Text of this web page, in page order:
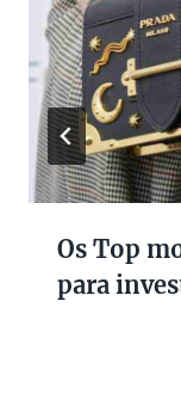
Os Top
para